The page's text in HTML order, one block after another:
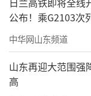
公布！乘G2103次
时到达
中华网山东频道
山东再迎大范围强
高